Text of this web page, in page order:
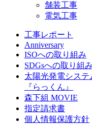
舗装工事
電気工事
工事レポート
Anniversary
ISOへの取り組み
SDGsへの取り組み
太陽光発電システ
『らっくん』
森下組 MOVIE
指定請求書
個人情報保護方針